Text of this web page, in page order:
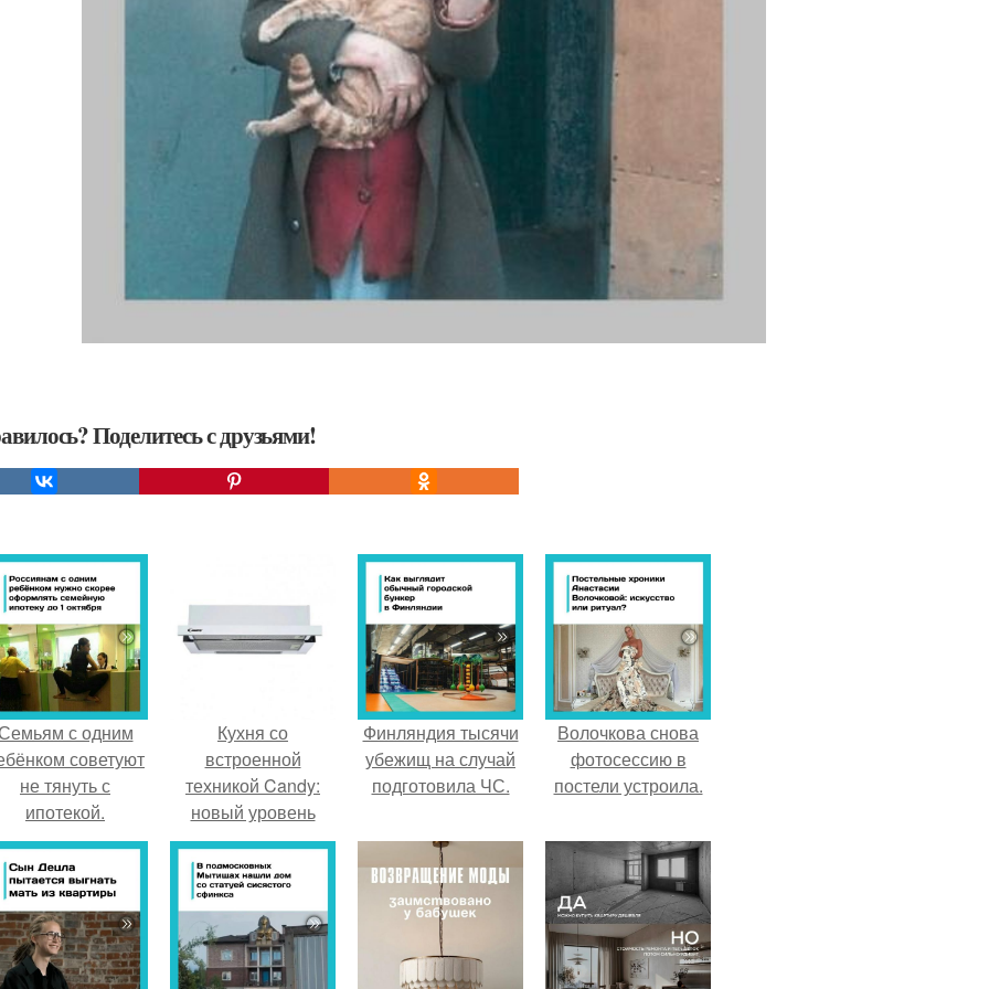
Поделитесь с друзьями!
с одним
советуют
не тянуть с
ипотекой.
Кухня со
встроенной
техникой Candy:
новый уровень
комфорта и
функциональности
Финляндия тысячи
убежищ на случай
подготовила ЧС.
Волочкова снова
фотосессию в
постели устроила.